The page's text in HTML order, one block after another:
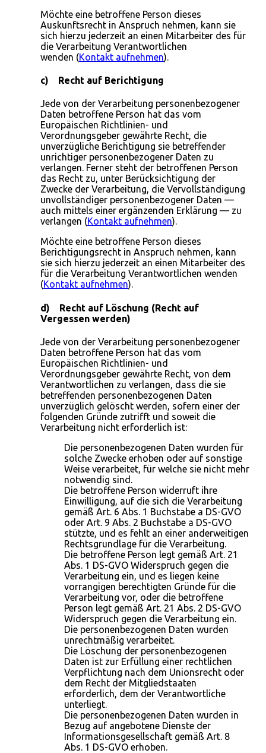
Möchte eine betroffene Person dieses
Auskunftsrecht in Anspruch nehmen, kann sie
sich hierzu jederzeit an einen Mitarbeiter des für
die Verarbeitung Verantwortlichen
wenden (Kontakt aufnehmen).
c) Recht auf Berichtigung
Jede von der Verarbeitung personenbezogener
Daten betroffene Person hat das vom
Europäischen Richtlinien- und
Verordnungsgeber gewährte Recht, die
unverzügliche Berichtigung sie betreffender
unrichtiger personenbezogener Daten zu
verlangen. Ferner steht der betroffenen Person
das Recht zu, unter Berücksichtigung der
Zwecke der Verarbeitung, die Vervollständigung
unvollständiger personenbezogener Daten —
auch mittels einer ergänzenden Erklärung — zu
verlangen (Kontakt aufnehmen).
Möchte eine betroffene Person dieses
Berichtigungsrecht in Anspruch nehmen, kann
sie sich hierzu jederzeit an einen Mitarbeiter des
für die Verarbeitung Verantwortlichen wenden
(Kontakt aufnehmen).
d) Recht auf Löschung (Recht auf
Vergessen werden)
Jede von der Verarbeitung personenbezogener
Daten betroffene Person hat das vom
Europäischen Richtlinien- und
Verordnungsgeber gewährte Recht, von dem
Verantwortlichen zu verlangen, dass die sie
betreffenden personenbezogenen Daten
unverzüglich gelöscht werden, sofern einer der
folgenden Gründe zutrifft und soweit die
Verarbeitung nicht erforderlich ist:
Die personenbezogenen Daten wurden für
solche Zwecke erhoben oder auf sonstige
Weise verarbeitet, für welche sie nicht mehr
notwendig sind.
Die betroffene Person widerruft ihre
Einwilligung, auf die sich die Verarbeitung
gemäß Art. 6 Abs. 1 Buchstabe a DS-GVO
oder Art. 9 Abs. 2 Buchstabe a DS-GVO
stützte, und es fehlt an einer anderweitigen
Rechtsgrundlage für die Verarbeitung.
Die betroffene Person legt gemäß Art. 21
Abs. 1 DS-GVO Widerspruch gegen die
Verarbeitung ein, und es liegen keine
vorrangigen berechtigten Gründe für die
Verarbeitung vor, oder die betroffene
Person legt gemäß Art. 21 Abs. 2 DS-GVO
Widerspruch gegen die Verarbeitung ein.
Die personenbezogenen Daten wurden
unrechtmäßig verarbeitet.
Die Löschung der personenbezogenen
Daten ist zur Erfüllung einer rechtlichen
Verpflichtung nach dem Unionsrecht oder
dem Recht der Mitgliedstaaten
erforderlich, dem der Verantwortliche
unterliegt.
Die personenbezogenen Daten wurden in
Bezug auf angebotene Dienste der
Informationsgesellschaft gemäß Art. 8
Abs. 1 DS-GVO erhoben.